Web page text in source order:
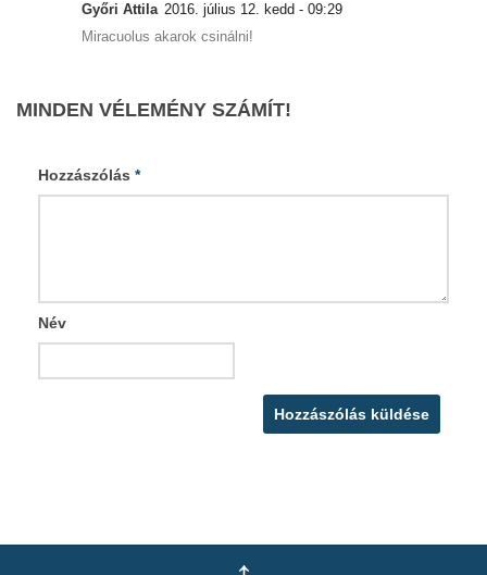
Győri Attila 2016. július 12. kedd - 09:29
Miracuolus akarok csinálni!
MINDEN VÉLEMÉNY SZÁMÍT!
Hozzászólás *
Név